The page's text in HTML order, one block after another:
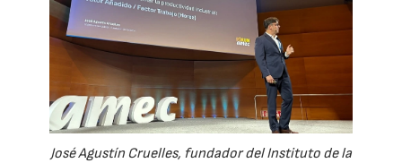
José Agustín Cruelles, fundador del Instituto de la